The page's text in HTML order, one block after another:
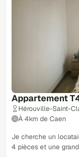
Appartement
Hérouville-Saint-
À 4km de Caen
Je cherche un
4 pièces et une